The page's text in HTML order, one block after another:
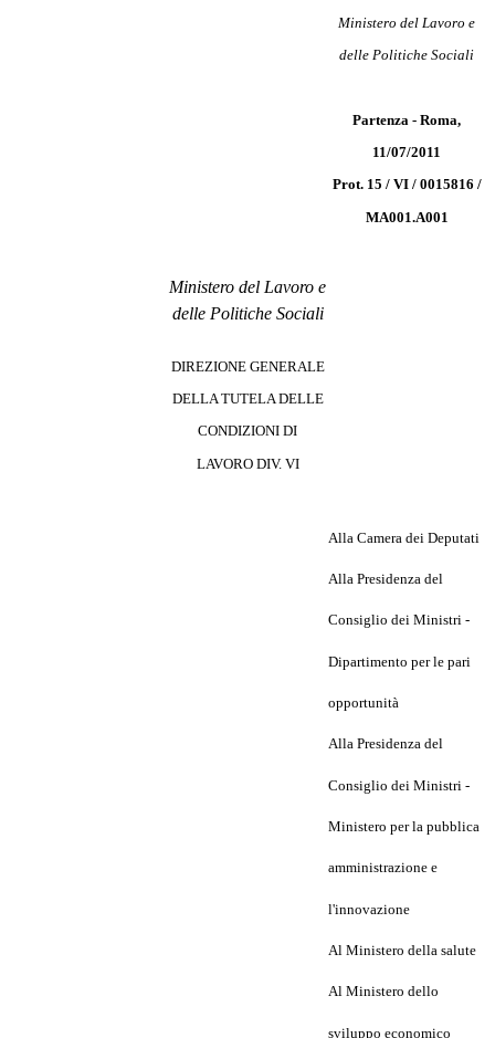
Ministero del Lavoro e
delle Politiche Sociali
Partenza - Roma,
11/07/2011
Prot. 15 / VI / 0015816 /
MA001.A001
Ministero del Lavoro e
delle Politiche Sociali
DIREZIONE GENERALE
DELLA TUTELA DELLE
CONDIZIONI DI
LAVORO DIV. VI
Alla Camera dei Deputati
Alla Presidenza del
Consiglio dei Ministri -
Dipartimento per le pari
opportunità
Alla Presidenza del
Consiglio dei Ministri -
Ministero per la pubblica
amministrazione e
l'innovazione
Al Ministero della salute
Al Ministero dello
sviluppo economico